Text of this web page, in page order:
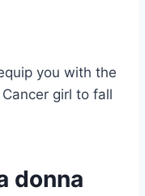
you with the
girl to fall
donna